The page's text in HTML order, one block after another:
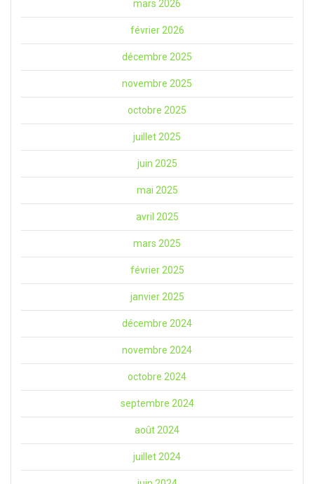
mars 2026
février 2026
décembre 2025
novembre 2025
octobre 2025
juillet 2025
juin 2025
mai 2025
avril 2025
mars 2025
février 2025
janvier 2025
décembre 2024
novembre 2024
octobre 2024
septembre 2024
août 2024
juillet 2024